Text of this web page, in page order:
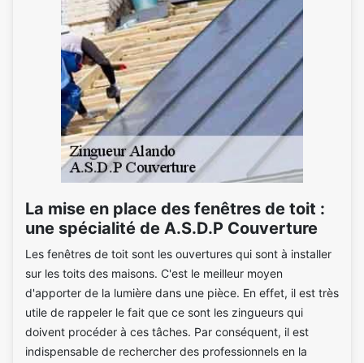
La mise en place des fenêtres de toit :
une spécialité de A.S.D.P Couverture
Les fenêtres de toit sont les ouvertures qui sont à installer
sur les toits des maisons. C'est le meilleur moyen
d'apporter de la lumière dans une pièce. En effet, il est très
utile de rappeler le fait que ce sont les zingueurs qui
doivent procéder à ces tâches. Par conséquent, il est
indispensable de rechercher des professionnels en la